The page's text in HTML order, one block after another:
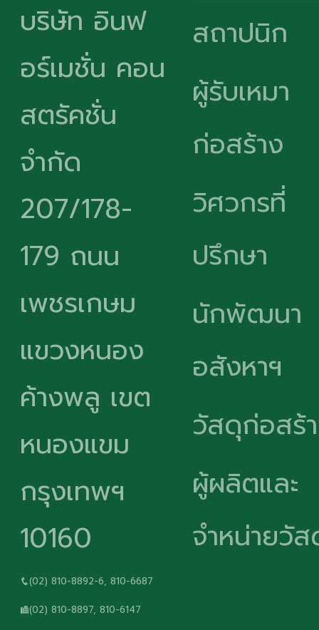
บริษัท อินฟ
อร์เมชั่น คอน
สตรัคชั่น
จำกัด
207/178-
179 ถนน
เพชรเกษม
แขวงหนอง
ค้างพลู เขต
หนองแขม
กรุงเทพฯ
10160
(02) 810-8892-6, 810-6687
(02) 810-8897, 810-6147
สถาปนิก
ผู้รับเหมา
ก่อสร้าง
วิศวกรที่
ปรึกษา
นักพัฒนา
อสังหาฯ
วัสดุก่อสร้
ผู้ผลิตและ
จำหน่ายวั